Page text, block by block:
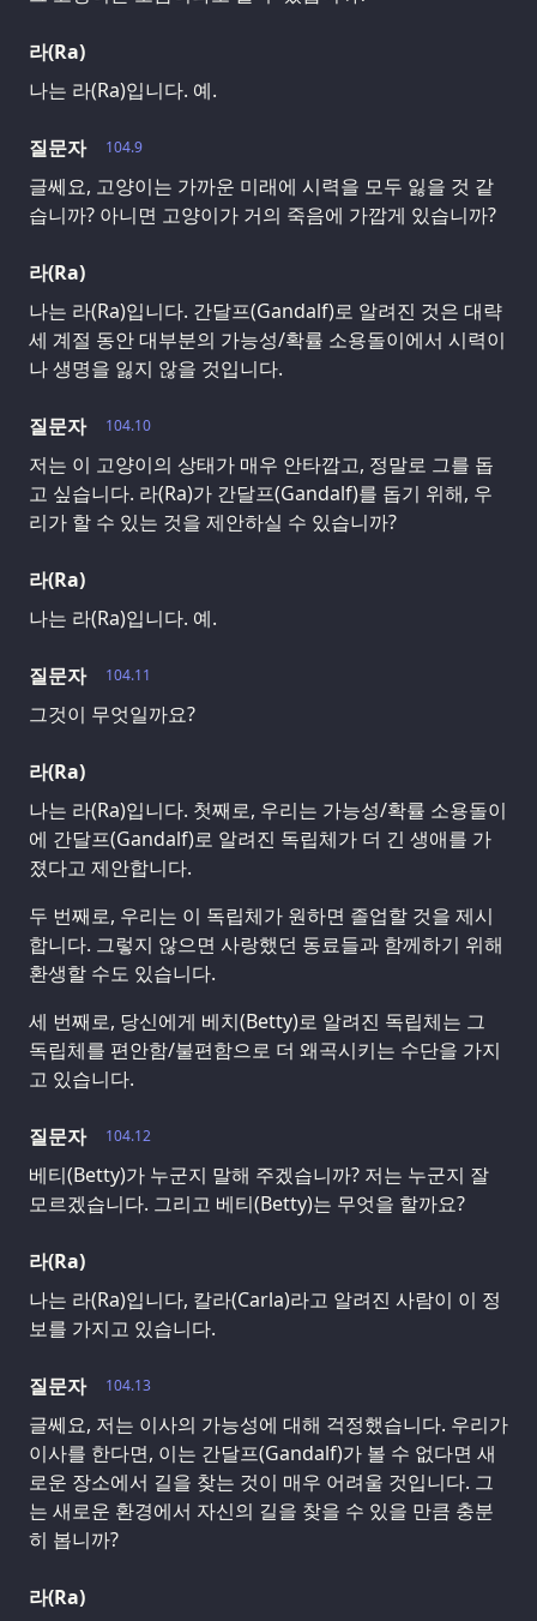
라(Ra)
나는 라(Ra)입니다. 예.
104.9
질문자
글쎄요, 고양이는 가까운 미래에 시력을 모두 잃을 것 같
습니까? 아니면 고양이가 거의 죽음에 가깝게 있습니까?
라(Ra)
나는 라(Ra)입니다. 간달프(Gandalf)로 알려진 것은 대략
세 계절 동안 대부분의 가능성/확률 소용돌이에서 시력이
나 생명을 잃지 않을 것입니다.
104.10
질문자
저는 이 고양이의 상태가 매우 안타깝고, 정말로 그를 돕
고 싶습니다. 라(Ra)가 간달프(Gandalf)를 돕기 위해, 우
리가 할 수 있는 것을 제안하실 수 있습니까?
라(Ra)
나는 라(Ra)입니다. 예.
104.11
질문자
그것이 무엇일까요?
라(Ra)
나는 라(Ra)입니다. 첫째로, 우리는 가능성/확률 소용돌이
에 간달프(Gandalf)로 알려진 독립체가 더 긴 생애를 가
졌다고 제안합니다.
두 번째로, 우리는 이 독립체가 원하면 졸업할 것을 제시
합니다. 그렇지 않으면 사랑했던 동료들과 함께하기 위해
환생할 수도 있습니다.
세 번째로, 당신에게 베치(Betty)로 알려진 독립체는 그
독립체를 편안함/불편함으로 더 왜곡시키는 수단을 가지
고 있습니다.
104.12
질문자
베티(Betty)가 누군지 말해 주겠습니까? 저는 누군지 잘
모르겠습니다. 그리고 베티(Betty)는 무엇을 할까요?
라(Ra)
나는 라(Ra)입니다, 칼라(Carla)라고 알려진 사람이 이 정
보를 가지고 있습니다.
104.13
질문자
글쎄요, 저는 이사의 가능성에 대해 걱정했습니다. 우리가
이사를 한다면, 이는 간달프(Gandalf)가 볼 수 없다면 새
로운 장소에서 길을 찾는 것이 매우 어려울 것입니다. 그
는 새로운 환경에서 자신의 길을 찾을 수 있을 만큼 충분
히 봅니까?
라(Ra)